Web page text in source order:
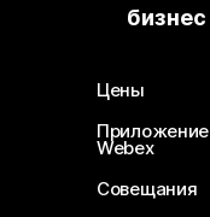
бизнес
Цены
Приложение
Webex
Совещания